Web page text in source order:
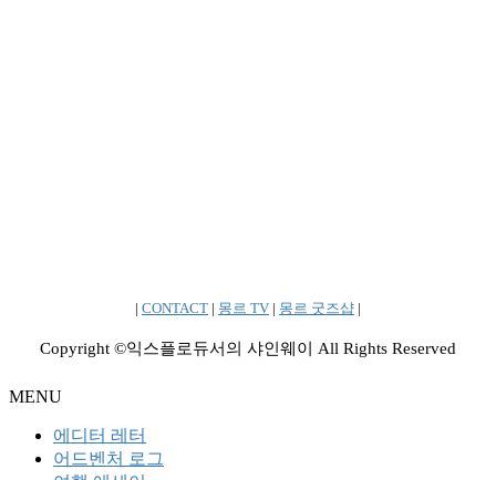
| CONTACT | 몽르 TV | 몽르 굿즈샵 |
Copyright ©익스플로듀서의 샤인웨이 All Rights Reserved
MENU
에디터 레터
어드벤처 로그